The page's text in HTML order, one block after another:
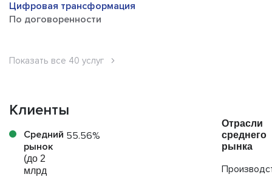
Цифровая трансформация
По договоренности
Показать все 40 услуг
Клиенты
Средний
рынок
(до 2
млрд
55.56%
Отрасли
среднего
рынка